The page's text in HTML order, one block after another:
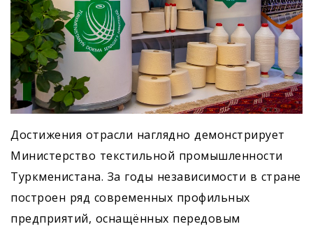
Достижения отрасли наглядно демонстрирует
Министерство текс­тильной промышленности
Туркменистана. За годы независимости в стране
построен ряд современных профильных
предприятий, оснащённых передовым